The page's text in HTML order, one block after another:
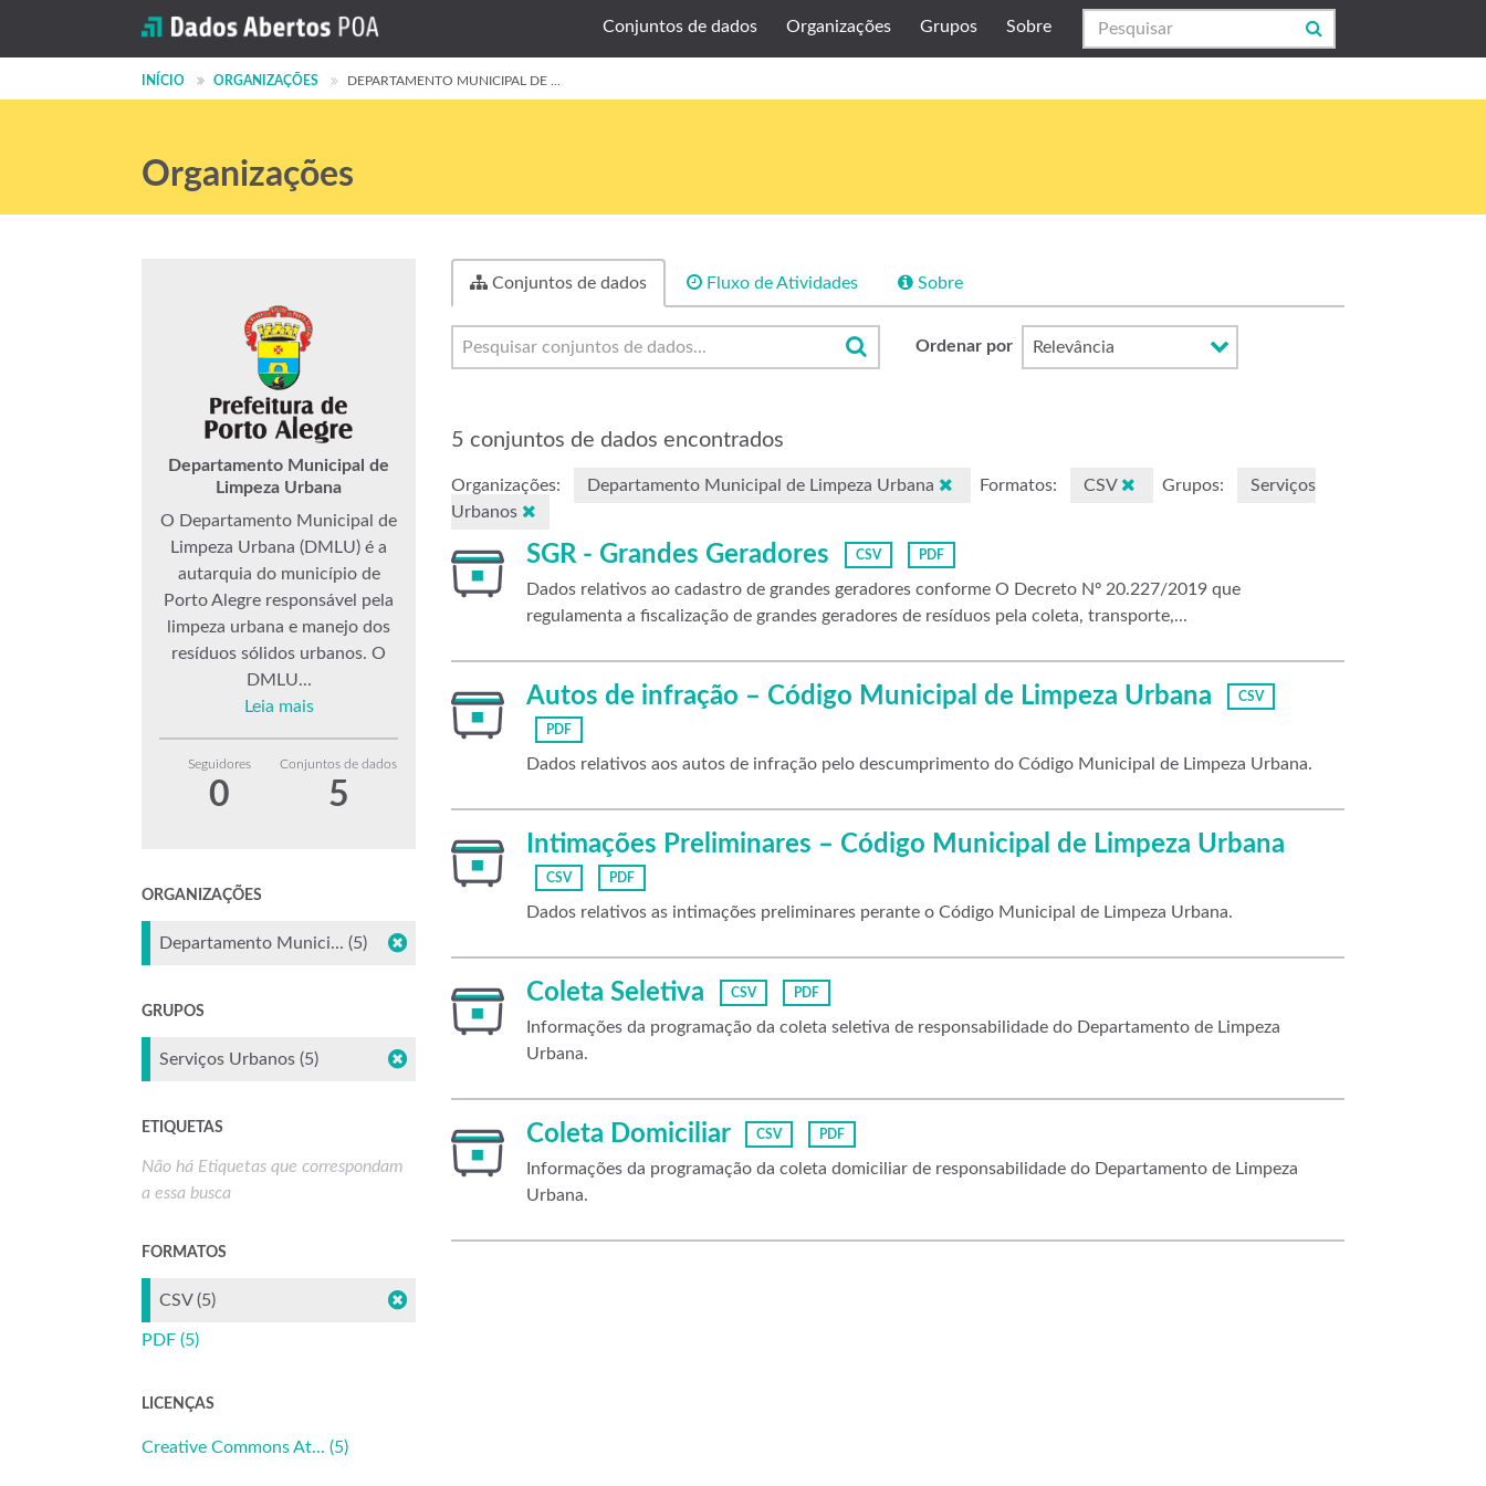
Conjuntos de dados Organizações Grupos Sobre
INÍCIO ORGANIZAÇÕES DEPARTAMENTO MUNICIPAL DE ...
Organizações
Conjuntos de dados Fluxo de Atividades Sobre
Ordenar por
5 conjuntos de dados encontrados
Organizações: Departamento Municipal de Limpeza Urbana Formatos: CSV Grupos:
Serviços
Urbanos
SGR - Grandes Geradores CSV PDF
Dados relativos ao cadastro de grandes geradores conforme O Decreto Nº 20.227/2019 que
regulamenta a fiscalização de grandes geradores de resíduos pela coleta, transporte,...
Autos de infração – Código Municipal de Limpeza Urbana CSV
PDF
Dados relativos aos autos de infração pelo descumprimento do Código Municipal de Limpeza Urbana.
Intimações Preliminares – Código Municipal de Limpeza Urbana
CSV PDF
Dados relativos as intimações preliminares perante o Código Municipal de Limpeza Urbana.
Coleta Seletiva CSV PDF
Informações da programação da coleta seletiva de responsabilidade do Departamento de Limpeza
Urbana.
Coleta Domiciliar CSV PDF
Informações da programação da coleta domiciliar de responsabilidade do Departamento de Limpeza
Urbana.
Departamento Municipal de
Limpeza Urbana
O Departamento Municipal de
Limpeza Urbana (DMLU) é a
autarquia do município de
Porto Alegre responsável pela
limpeza urbana e manejo dos
resíduos sólidos urbanos. O
DMLU...
Leia mais
Seguidores
0
Conjuntos de dados
5
ORGANIZAÇÕES
Departamento Munici... (5)
GRUPOS
Serviços Urbanos (5)
ETIQUETAS
Não há Etiquetas que correspondam
a essa busca
FORMATOS
CSV (5)
PDF (5)
LICENÇAS
Creative Commons At... (5)